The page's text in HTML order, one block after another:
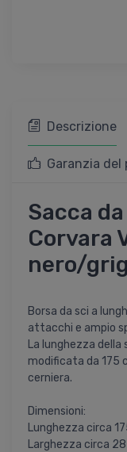
Descrizione
Garanzia del
Sacca
Corvara
nero/
Borsa da sci a
attacchi e ampio
La lunghezza
modificata da 175
cerniera.
Dimensioni:
Lunghezza circa
Larghezza circa